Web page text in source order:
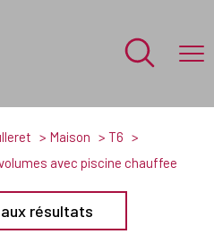
Maison
T6
avec piscine chauffee
résultats